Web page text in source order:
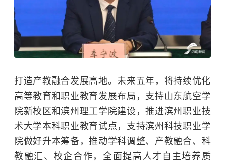
打造产教融合发展高地。未来五年，将持续优化
高等教育和职业教育发展布局，支持山东航空学
院新校区和滨州理工学院建设，推进滨州职业技
术大学本科职业教育试点，支持滨州科技职业学
院做好升本筹备，推动学科调整、产教融合、科
教融汇、校企合作，全面提高人才自主培养质